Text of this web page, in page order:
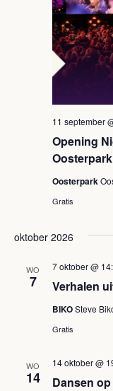
Opening
Oosterpark
11 september
Oosterpark
Gratis
oktober 2026
WO
7 Verhalen
7 oktober @
BIKOSteve
Gratis
WO
14 Dansen
14 oktober @